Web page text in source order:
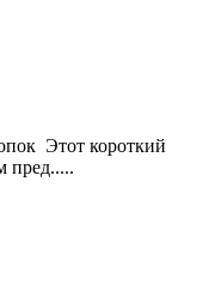
Этот короткий
пред.....